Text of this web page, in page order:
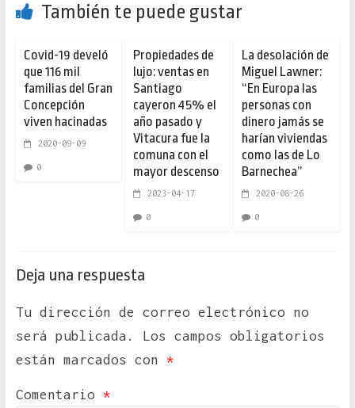
También te puede gustar
Covid-19 develó
que 116 mil
familias del Gran
Concepción
viven hacinadas
2020-09-09
0
Propiedades de
lujo: ventas en
Santiago
cayeron 45% el
año pasado y
Vitacura fue la
comuna con el
mayor descenso
2023-04-17
0
La desolación de
Miguel Lawner:
“En Europa las
personas con
dinero jamás se
harían viviendas
como las de Lo
Barnechea”
2020-08-26
0
Deja una respuesta
Tu dirección de correo electrónico no
será publicada.
Los campos obligatorios
están marcados con *
Comentario *